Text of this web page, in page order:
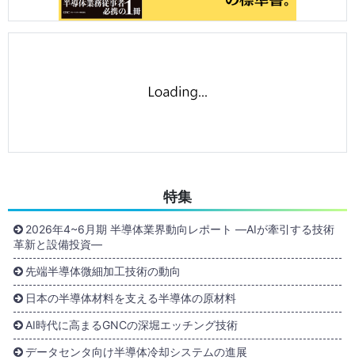
特集
2026年4~6月期 半導体業界動向レポート ―AIが牽引する技術
革新と設備投資―
先端半導体微細加工技術の動向
日本の半導体材料を支える半導体の原材料
AI時代に高まるGNCの深堀エッチング技術
データセンタ向け半導体冷却システムの進展